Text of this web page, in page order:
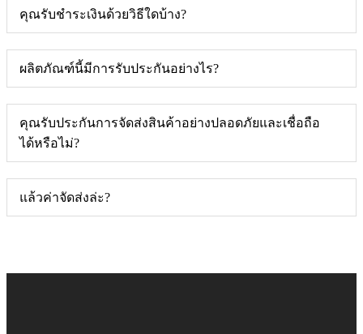
คุณรับชำระเงินด้วยวิธีใดบ้าง?
ผลิตภัณฑ์นี้มีการรับประกันอย่างไร?
คุณรับประกันการจัดส่งสินค้าอย่างปลอดภัยและเชื่อถือ
ได้หรือไม่?
แล้วค่าจัดส่งล่ะ?